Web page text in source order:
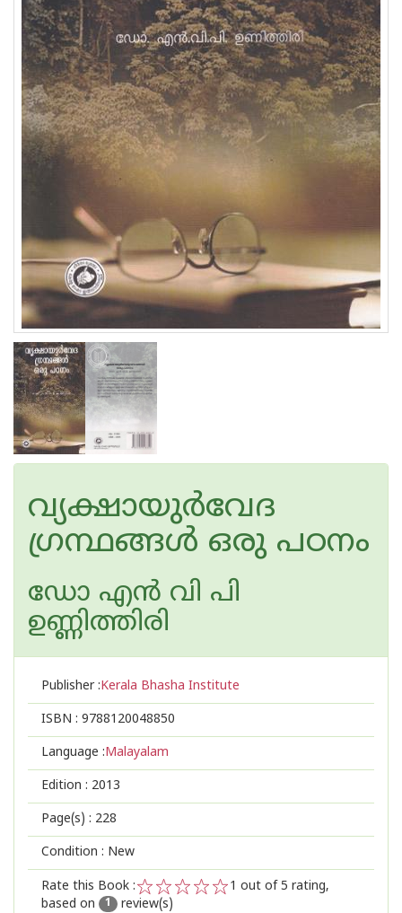
വ്യക്ഷായുര്‍വേദ
ഗ്രന്ഥങ്ങള്‍ ഒരു പഠനം
ഡോ എന്‍ വി പി
ഉണ്ണിത്തിരി
Publisher :Kerala Bhasha Institute
ISBN : 9788120048850
Language :Malayalam
Edition : 2013
Page(s) : 228
Condition : New
Rate this Book :
2
1
1 out of 5 rating,
based on
1 review(s)